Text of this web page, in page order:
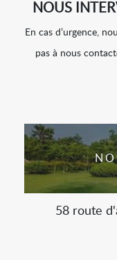
NOUS
En cas d’urgence,
pas à nous
58 route